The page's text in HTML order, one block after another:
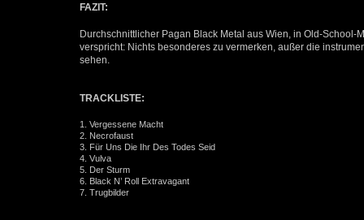
FAZIT:
Durchschnittlicher Pagan Black Metal aus Wien, in Old-
verspricht: Nichts besonderes zu vermerken, außer die
sehen.
TRACKLISTE:
1. Vergessene Macht
2. Necrofaust
3. Für Uns Die Ihr Des Todes Seid
4. Vulva
5. Der Sturm
6. Black N’ Roll Extravagant
7. Trugbilder